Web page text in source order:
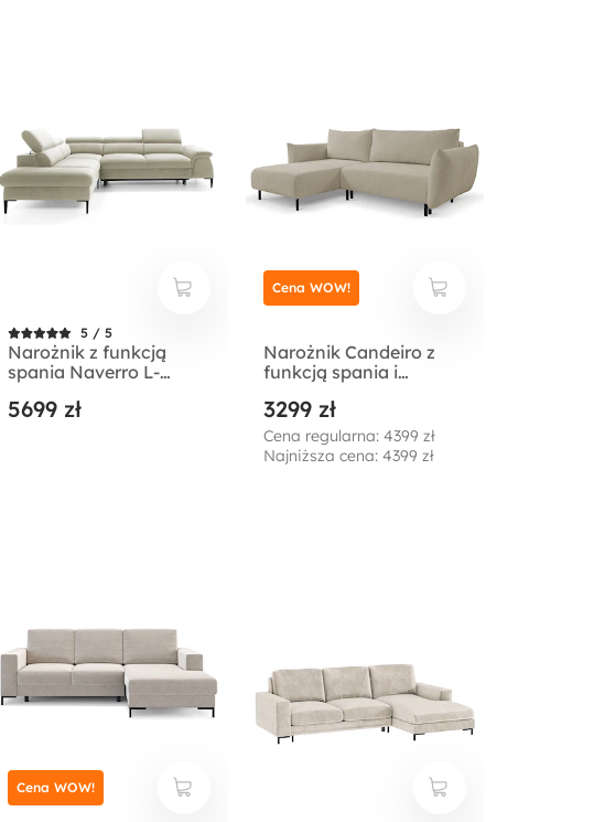
5 / 5
Narożnik z funkcją
spania Naverro L-
pojemnikiem
5699 zł
Narożnik Candeiro z
funkcją spania i
szarobeżowa boucle
3299 zł
Cena regularna: 4399 zł
Najniższa cena: 4399 zł
Cena WOW!
Cena WOW!